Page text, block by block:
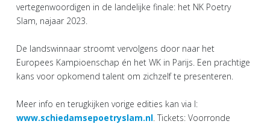
vertegenwoordigen in de landelijke finale: het NK Poetry
Slam, najaar 2023.
De landswinnaar stroomt vervolgens door naar het
Europees Kampioenschap én het WK in Parijs. Een prachtige
kans voor opkomend talent om zichzelf te presenteren.
Meer info en terugkijken vorige edities kan via I:
www.schiedamsepoetryslam.nl. Tickets: Voorronde